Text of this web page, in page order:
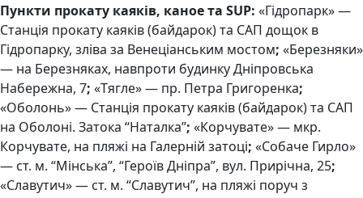
Пункти прокату каяків, каное та SUP: «Гідропарк» —
Станція прокату каяків (байдарок) та САП дощок в
Гідропарку, зліва за Венеціанським мостом; «Березняки»
— на Березняках, навпроти будинку Дніпровська
Набережна, 7; «Тягле» — пр. Петра Григоренка;
«Оболонь» — Станція прокату каяків (байдарок) та САП
на Оболоні. Затока “Наталка”; «Корчувате» — мкр.
Корчувате, на пляжі на Галерній затоці; «Собаче Гирло»
— ст. м. “Мінська”, “Героїв Дніпра”, вул. Прирічна, 25;
«Славутич» — ст. м. “Славутич”, на пляжі поруч з